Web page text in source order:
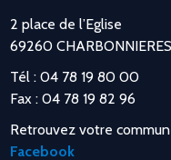
2 place de l’Eglise
69260
Tél : 04 78 19 80 00
Fax : 04 78 19 82 96
Retrouvez votre
Facebook